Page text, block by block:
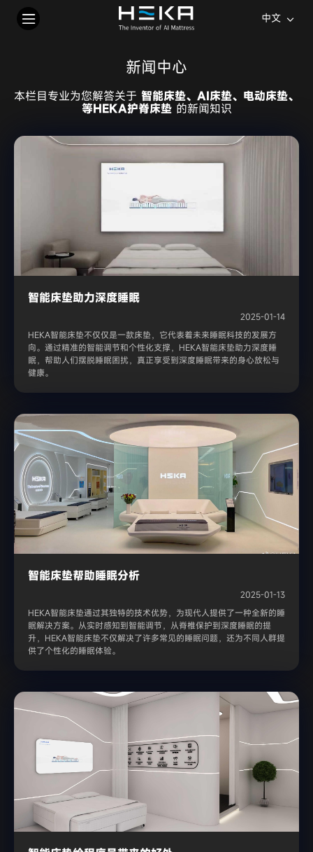
中文
新闻中心
本栏目专业为您解答关于 智能床垫、AI床垫、电动床垫、
等HEKA护脊床垫的新闻知识
智能床垫助力深度睡眠
2025-01-14
HEKA智能床垫不仅仅是一款床垫，它代表着未来睡眠科技的发展方
向。通过精准的智能调节和个性化支撑，HEKA智能床垫助力深度睡
眠，帮助人们摆脱睡眠困扰，真正享受到深度睡眠带来的身心放松与
健康。
智能床垫帮助睡眠分析
2025-01-13
HEKA智能床垫通过其独特的技术优势，为现代人提供了一种全新的睡
眠解决方案。从实时感知到智能调节，从脊椎保护到深度睡眠的提
升，HEKA智能床垫不仅解决了许多常见的睡眠问题，还为不同人群提
供了个性化的睡眠体验。